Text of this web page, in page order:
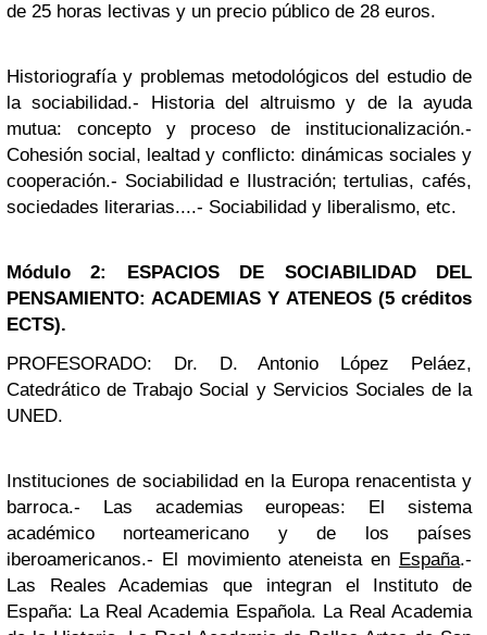
de 25 horas lectivas y un precio público de 28 euros.
Historiografía y problemas metodológicos del estudio de
la sociabilidad.- Historia del altruismo y de la ayuda
mutua: concepto y proceso de institucionalización.-
Cohesión social, lealtad y conflicto: dinámicas sociales y
cooperación.- Sociabilidad e Ilustración; tertulias, cafés,
sociedades literarias....- Sociabilidad y liberalismo, etc.
Módulo 2: ESPACIOS DE SOCIABILIDAD DEL
PENSAMIENTO: ACADEMIAS Y ATENEOS (5 créditos
ECTS).
PROFESORADO: Dr. D. Antonio López Peláez,
Catedrático de Trabajo Social y Servicios Sociales de la
UNED.
Instituciones de sociabilidad en la Europa renacentista y
barroca.- Las academias europeas: El sistema
académico norteamericano y de los países
iberoamericanos.- El movimiento ateneista en España.-
Las Reales Academias que integran el Instituto de
España: La Real Academia Española. La Real Academia